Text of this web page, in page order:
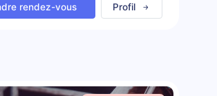
rendez-vous Profil